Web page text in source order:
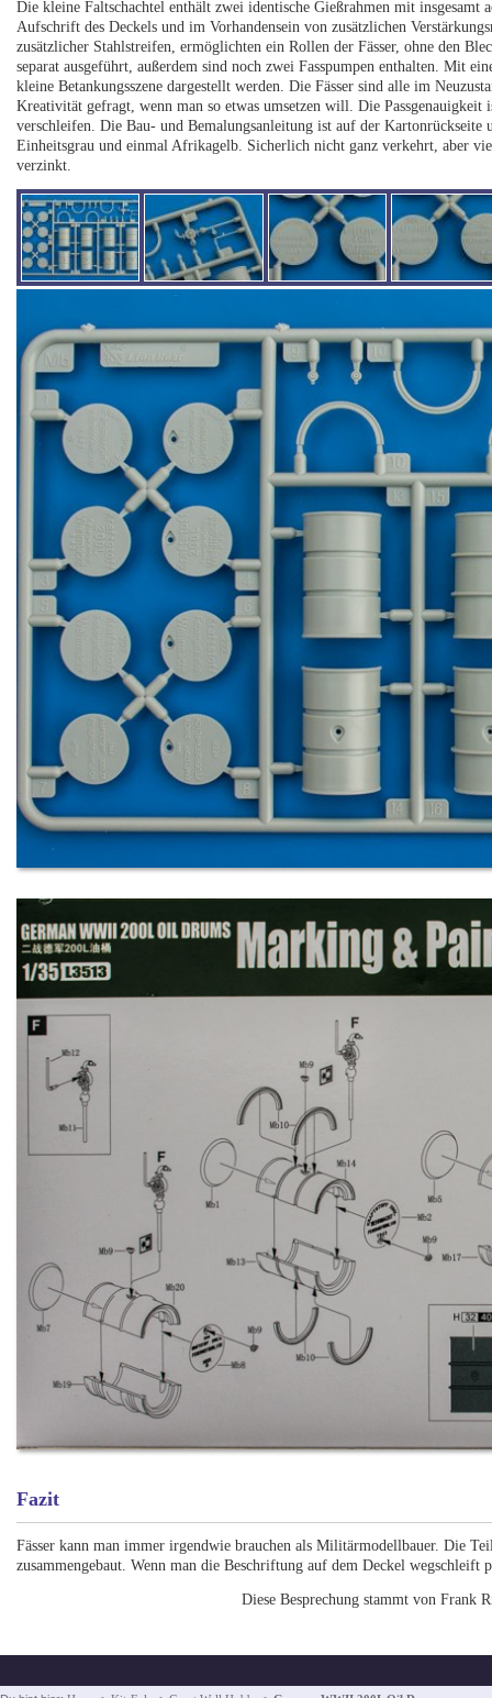
Die kleine Faltschachtel enthält zwei identische Gießrahmen mit insgesamt
Aufschrift des Deckels und im Vorhandensein von zusätzlichen
zusätzlicher Stahlstreifen, ermöglichten ein Rollen der Fässer, ohne den
separat ausgeführt, außerdem sind noch zwei Fasspumpen enthalten. Mit
kleine Betankungsszene dargestellt werden. Die Fässer sind alle im
Kreativität gefragt, wenn man so etwas umsetzen will. Die Passgenauigkeit
verschleifen. Die Bau- und Bemalungsanleitung ist auf der Kartonrückseite
Einheitsgrau und einmal Afrikagelb. Sicherlich nicht ganz verkehrt, aber
verzinkt.
Fazit
Fässer kann man immer irgendwie brauchen als Militärmodellbauer. Die
zusammengebaut. Wenn man die Beschriftung auf dem Deckel wegschleift
Diese Besprechung stammt von Frank